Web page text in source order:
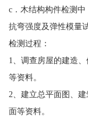
c．木结构构件检测
抗弯强度及弹性模量
检测过程：
1、调查房屋的建造
等资料。
2、建立总平面图、
面等资料。